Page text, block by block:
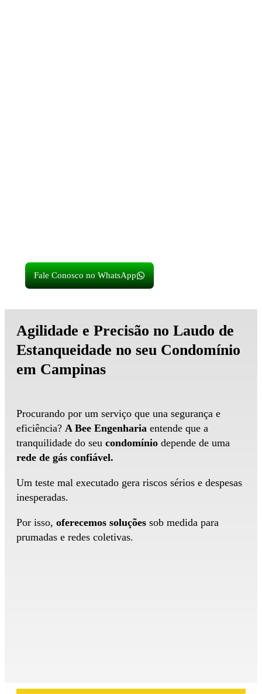
Fale Conosco no WhatsApp
Agilidade e Precisão no Laudo de
Estanqueidade no seu Condomínio
em Campinas
Procurando por um serviço que una segurança e
eficiência? A Bee Engenharia entende que a
tranquilidade do seu condomínio depende de uma
rede de gás confiável.
Um teste mal executado gera riscos sérios e despesas
inesperadas.
Por isso, oferecemos soluções sob medida para
prumadas e redes coletivas.